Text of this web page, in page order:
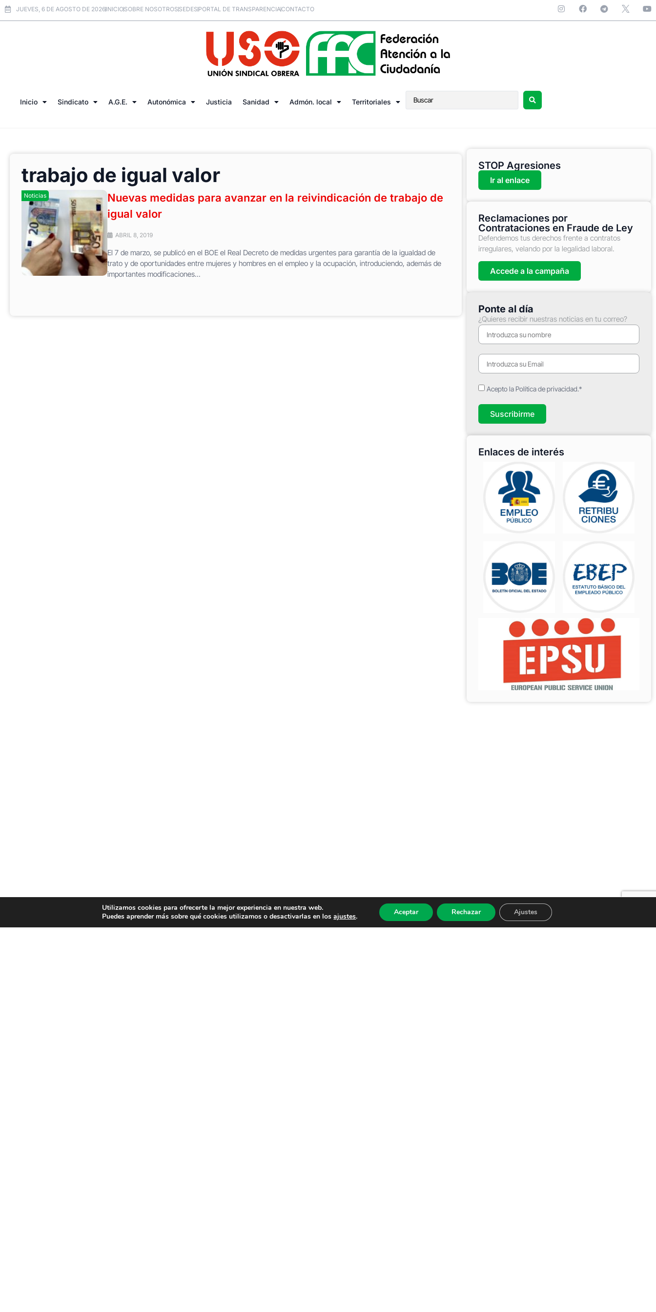
JUEVES, 6 DE AGOSTO DE 2026INICIOSOBRE NOSOTROSSEDESPORTAL DE TRANSPARENCIACONTACTO
Inicio Sindicato A.G.E. Autonómica Justicia Sanidad Admón. local Territoriales
trabajo de igual valor
Noticias
Nuevas medidas para avanzar en la reivindicación de trabajo de
igual valor
ABRIL 8, 2019
El 7 de marzo, se publicó en el BOE el Real Decreto de medidas urgentes para garantía de la igualdad de
trato y de oportunidades entre mujeres y hombres en el empleo y la ocupación, introduciendo, además de
importantes modificaciones...
STOP Agresiones
Ir al enlace
Reclamaciones por
Contrataciones en Fraude de Ley
Defendemos tus derechos frente a contratos
irregulares, velando por la legalidad laboral.
Accede a la campaña
Ponte al día
¿Quieres recibir nuestras noticias en tu correo?
Acepto la Política de privacidad.*
Suscribirme
Enlaces de interés
Utilizamos cookies para ofrecerte la mejor experiencia en nuestra web.
Puedes aprender más sobre qué cookies utilizamos o desactivarlas en losajustes. Aceptar Rechazar Ajustes